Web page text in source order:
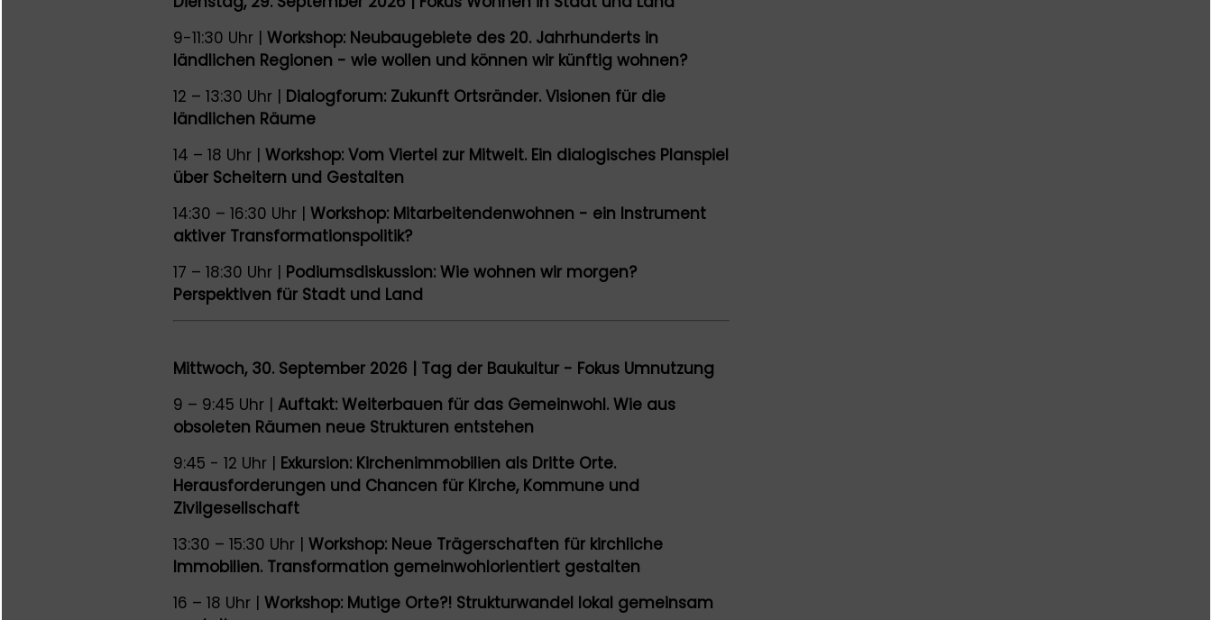
9-11:30 Uhr | Workshop: Neubaugebiete des 20. Jahrhunderts in
ländlichen Regionen - wie wollen und können wir künftig wohnen?
12 – 13:30 Uhr | Dialogforum: Zukunft Ortsränder. Visionen für die
ländlichen Räume
14 – 18 Uhr | Workshop: Vom Viertel zur Mitwelt. Ein dialogisches Planspiel
über Scheitern und Gestalten
14:30 – 16:30 Uhr | Workshop: Mitarbeitendenwohnen - ein Instrument
aktiver Transformationspolitik?
17 – 18:30 Uhr | Podiumsdiskussion: Wie wohnen wir morgen?
Perspektiven für Stadt und Land
Mittwoch, 30. September 2026 | Tag der Baukultur - Fokus Umnutzung
9 – 9:45 Uhr | Auftakt: Weiterbauen für das Gemeinwohl. Wie aus
obsoleten Räumen neue Strukturen entstehen
9:45 - 12 Uhr | Exkursion: Kirchenimmobilien als Dritte Orte.
Herausforderungen und Chancen für Kirche, Kommune und
Zivilgesellschaft
13:30 – 15:30 Uhr | Workshop: Neue Trägerschaften für kirchliche
Immobilien. Transformation gemeinwohlorientiert gestalten
16 – 18 Uhr | Workshop: Mutige Orte?! Strukturwandel lokal gemeinsam